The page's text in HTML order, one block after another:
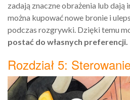
zadają znaczne obrażenia lub dają
można kupować nowe bronie i
podczas rozgrywki. Dzięki temu
postać do własnych preferencji.
Rozdział 5: